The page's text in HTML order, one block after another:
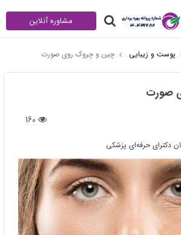
مشاوره آنلاین
پوست و زیبایی چین و چروک روی صورت
صورت
دکترای حرفه‌ای پزشکی